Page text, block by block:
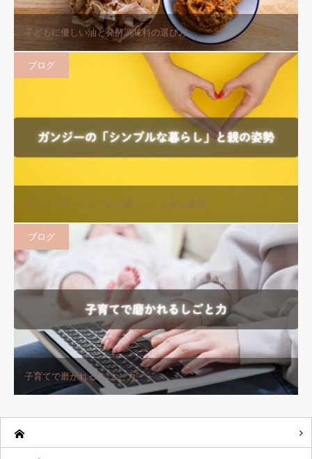
子どもに優しい油と発酵調味料の選び方
ブログ
ガンジーの「シンプルな暮らし」と親の姿勢
ブログ
子育てで磨かれる“しごと力”